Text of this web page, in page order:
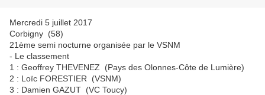
Mercredi 5 juillet 2017
Corbigny (58)
21ème semi nocturne organisée par le VSNM
- Le classement
1 : Geoffrey THEVENEZ (Pays des Olonnes-Côte de Lumière)
2 : Loïc FORESTIER (VSNM)
3 : Damien GAZUT (VC Toucy)